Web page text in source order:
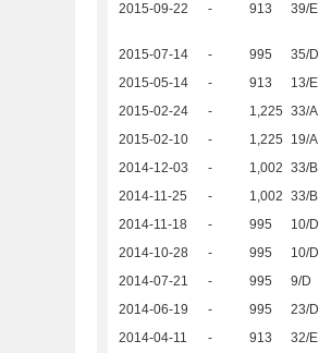
2015-09-22
- 913 39/E
2015-07-14
- 995 35/D
2015-05-14
- 913 13/E
2015-02-24
- 1,225 33/A
2015-02-10
- 1,225 19/A
2014-12-03
- 1,002 33/B
2014-11-25
- 1,002 33/B
2014-11-18
- 995 10/D
2014-10-28
- 995 10/D
2014-07-21
- 995 9/D
2014-06-19
- 995 23/D
2014-04-11
- 913 32/E